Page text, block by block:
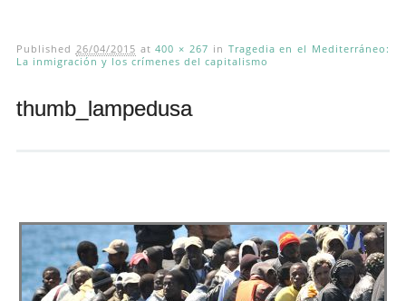
Published 26/04/2015 at400 × 267 in Tragedia en el Mediterráneo:
La inmigración y los crímenes del capitalismo
thumb_lampedusa